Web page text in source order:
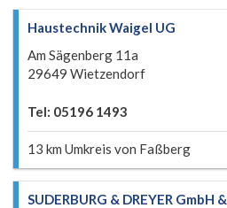
Haustechnik Waigel UG
Am Sägenberg 11a
29649 Wietzendorf
Tel: 05196 1493
13 km Umkreis von Faßberg
SUDERBURG & DREYER GmbH &